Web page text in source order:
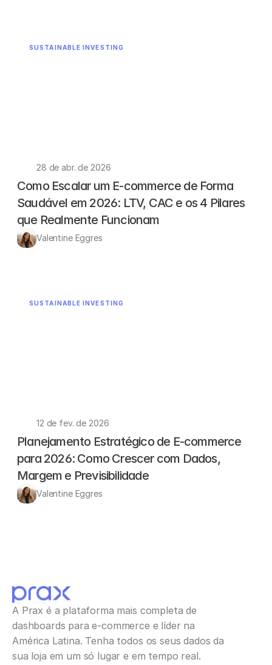
SUSTAINABLE INVESTING
28 de abr. de 2026
Como Escalar um E-commerce de Forma
Saudável em 2026: LTV, CAC e os 4 Pilares
que Realmente Funcionam
Valentine Eggres
SUSTAINABLE INVESTING
12 de fev. de 2026
Planejamento Estratégico de E-commerce
para 2026: Como Crescer com Dados,
Margem e Previsibilidade
Valentine Eggres
A Prax é a plataforma mais completa de
dashboards para e-commerce e líder na
América Latina. Tenha todos os seus dados da
sua loja em um só lugar e em tempo real.